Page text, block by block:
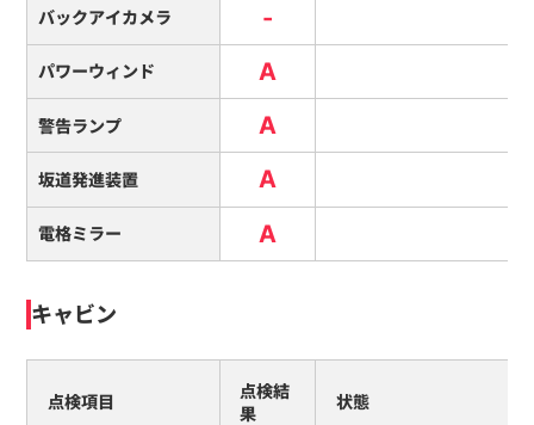
バックアイカメラ -
パワーウィンド A
警告ランプ A
坂道発進装置 A
電格ミラー A
キャビン
点検項目
点検結
果
状態